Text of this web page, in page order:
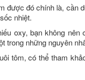
được đó chính là, cần
nhiệt.
oxy, bạn không
trong những nguyên
tôm, có thể tham